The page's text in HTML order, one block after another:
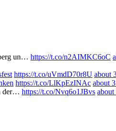
un… https://t.co/n2AIMKC6oC
https://t.co/uVmdD70r8U about
https://t.co/LlKpEzINAc about
der… https://t.co/Nvq6o1JBvs about